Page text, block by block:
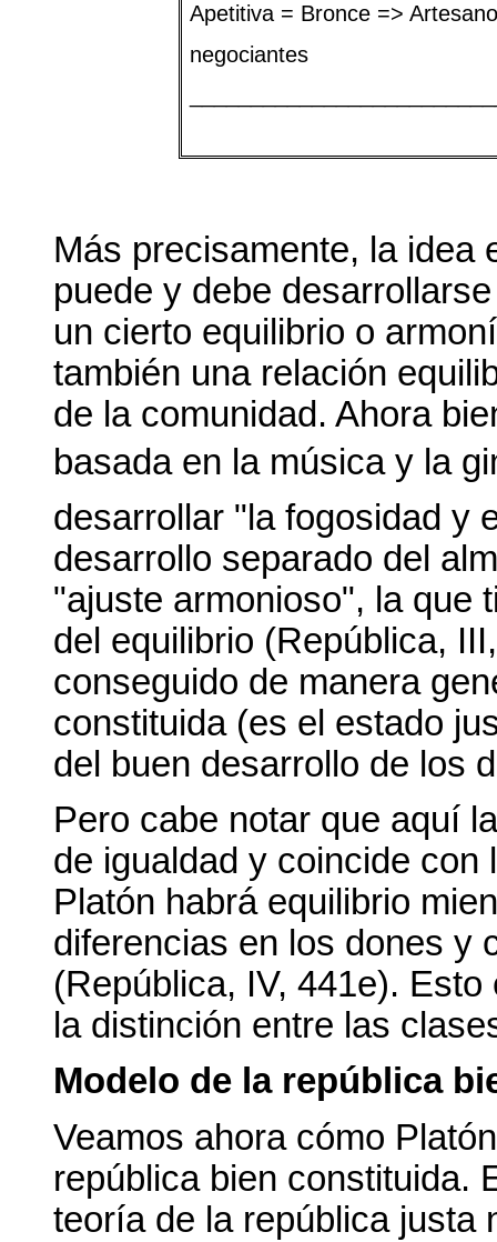
Apetitiva = Bronce =>
negociantes
Más precisamente, la idea
puede y debe
un cierto equilibrio o
también una relación
de la comunidad. Ahora
basada en la música y la
desarrollar "la fogosidad y
desarrollo separado del
"ajuste armonioso", la que
del equilibrio (República,
conseguido de manera
constituida (es el estado
del buen desarrollo de los
Pero cabe notar que aquí
de igualdad y coincide
Platón habrá equilibrio
diferencias en los dones y
(República, IV, 441e).
la distinción entre las
Modelo de la república
Veamos ahora cómo
república bien constituida.
teoría de la república justa